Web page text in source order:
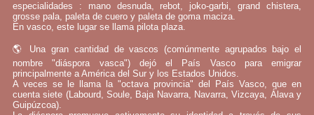
especialidades : mano desnuda, rebot, joko-garbi, grand chistera,
grosse pala, paleta de cuero y paleta de goma maciza.
En vasco, este lugar se llama pilota plaza.
🌎 Una gran cantidad de vascos (comúnmente agrupados bajo el
nombre "diáspora vasca") dejó el País Vasco para emigrar
principalmente a América del Sur y los Estados Unidos.
A veces se le llama la "octava provincia" del País Vasco, que en
cuenta siete (Labourd, Soule, Baja Navarra, Navarra, Vizcaya, Álava y
Guipúzcoa).